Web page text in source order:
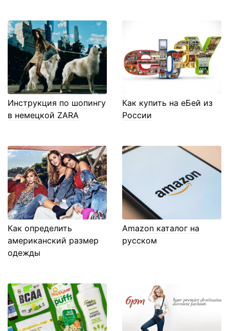
Инструкция по шопингу
в немецкой ZARA
Как купить на еБей из
России
Как определить
американский размер
одежды
Amazon каталог на
русском